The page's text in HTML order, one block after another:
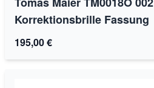
Korrektionsbrille Fassung
195,00 €